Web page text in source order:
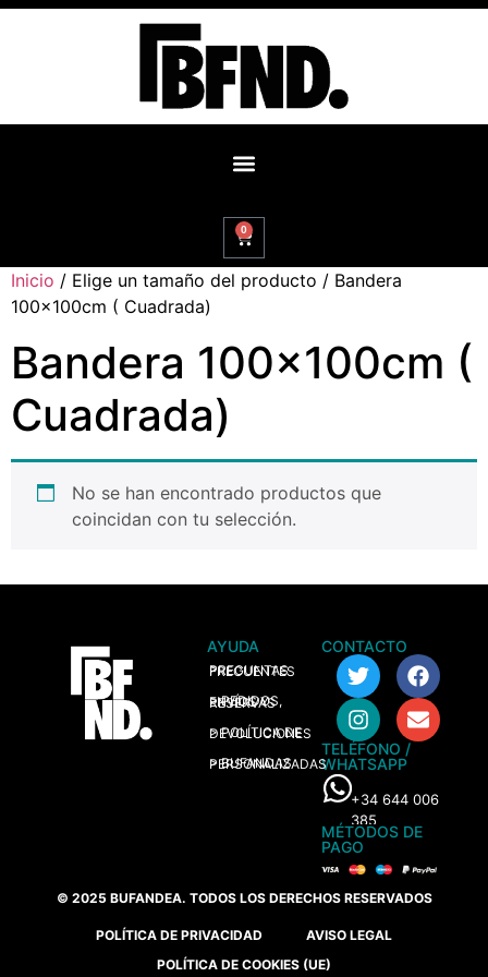
0
Inicio / Elige un tamaño del producto / Bandera
100x100cm ( Cuadrada)
Bandera 100x100cm (
Cuadrada)
No se han encontrado productos que
coincidan con tu selección.
AYUDA
> PREGUNTAS FRECUENTES
> PEDIDOS, ENVÍOS Y RESERVAS
> POLÍTICA DE DEVOLUCIONES
> BUFANDAS PERSONALIZADAS
CONTACTO
TELÉFONO /
WHATSAPP
+34 644 006
385
MÉTODOS DE
PAGO
© 2025 BUFANDEA. TODOS LOS DERECHOS RESERVADOS
POLÍTICA DE PRIVACIDAD
AVISO LEGAL
POLÍTICA DE COOKIES (UE)